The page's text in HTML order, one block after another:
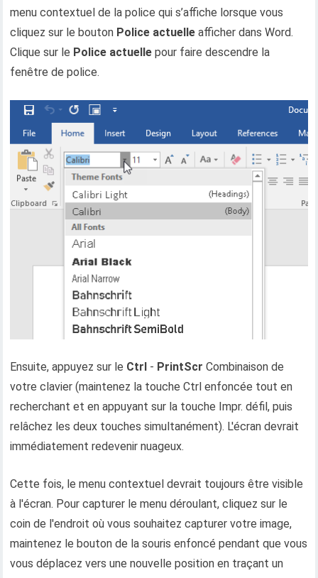
menu contextuel de la police qui s’affiche lorsque vous
cliquez sur le bouton Police actuelle afficher dans Word.
Clique sur le Police actuelle pour faire descendre la
fenêtre de police.
Ensuite, appuyez sur le Ctrl - PrintScr Combinaison de
votre clavier (maintenez la touche Ctrl enfoncée tout en
recherchant et en appuyant sur la touche Impr. défil, puis
relâchez les deux touches simultanément). L'écran devrait
immédiatement redevenir nuageux.
Cette fois, le menu contextuel devrait toujours être visible
à l'écran. Pour capturer le menu déroulant, cliquez sur le
coin de l'endroit où vous souhaitez capturer votre image,
maintenez le bouton de la souris enfoncé pendant que vous
vous déplacez vers une nouvelle position en traçant un